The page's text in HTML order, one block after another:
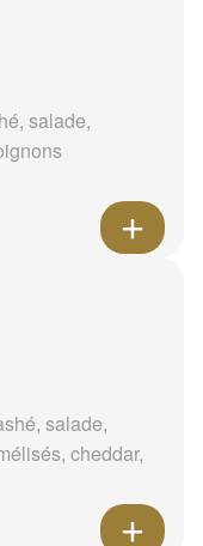
salade,
salade,
cheddar,